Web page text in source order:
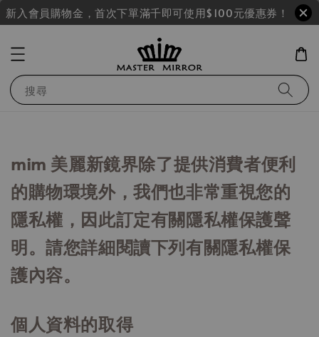
新入會員購物金，首次下單滿千即可使用$100元優惠券！
搜尋
mim 美麗新鏡界除了提供消費者便利
的購物環境外，我們也非常重視您的
隱私權，因此訂定有關隱私權保護聲
明。請您詳細閱讀下列有關隱私權保
護內容。
個人資料的取得